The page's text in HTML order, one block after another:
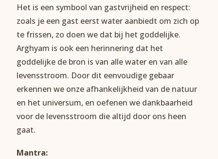
Het is een symbool van gastvrijheid en respect:
zoals je een gast eerst water aanbiedt om zich op
te frissen, zo doen we dat bij het goddelijke.
Arghyam is ook een herinnering dat het
goddelijke de bron is van alle water en van alle
levensstroom. Door dit eenvoudige gebaar
erkennen we onze afhankelijkheid van de natuur
en het universum, en oefenen we dankbaarheid
voor de levensstroom die altijd door ons heen
gaat.
Mantra: